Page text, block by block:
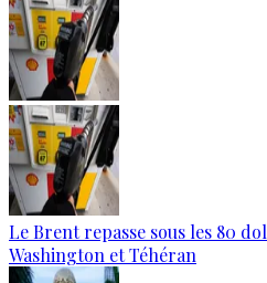
Le Brent repasse sous les 80
Washington et Téhéran